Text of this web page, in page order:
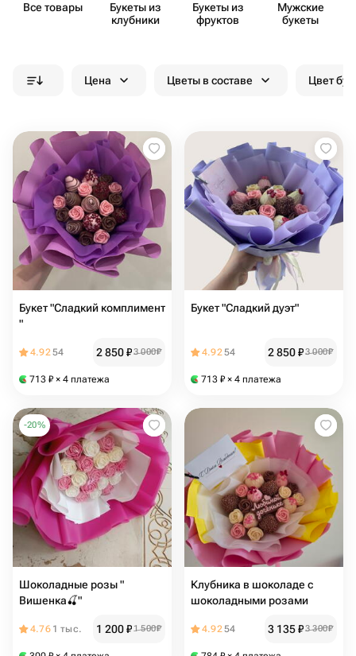
Все товары
Букеты из
клубники
Букеты из
фруктов
Мужские
букеты
Цена Цветы в составе Цвет
Букет "Сладкий комплимент
"
4.9254 2 850₽3 000₽
713 ₽ × 4 платежа
Букет "Сладкий дуэт"
4.9254 2 850₽3 000₽
713 ₽ × 4 платежа
-20%
Шоколадные розы "
Вишенка🍒"
4.76 1 тыс. 1 200₽1 500₽
Клубника в шоколаде с
шоколадными розами
4.9254 3 135₽3 300₽